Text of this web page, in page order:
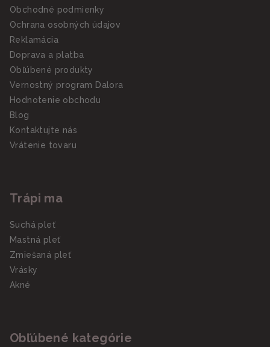
Obchodné podmienky
Ochrana osobných údajov
Reklamácia
Doprava a platba
Obľúbené produkty
Vernostný program Dalora
Hodnotenie obchodu
Blog
Kontaktujte nás
Vrátenie tovaru
Trápi ma
Suchá pleť
Mastná pleť
Zmiešaná pleť
Vrásky
Akné
Obľúbené kategórie